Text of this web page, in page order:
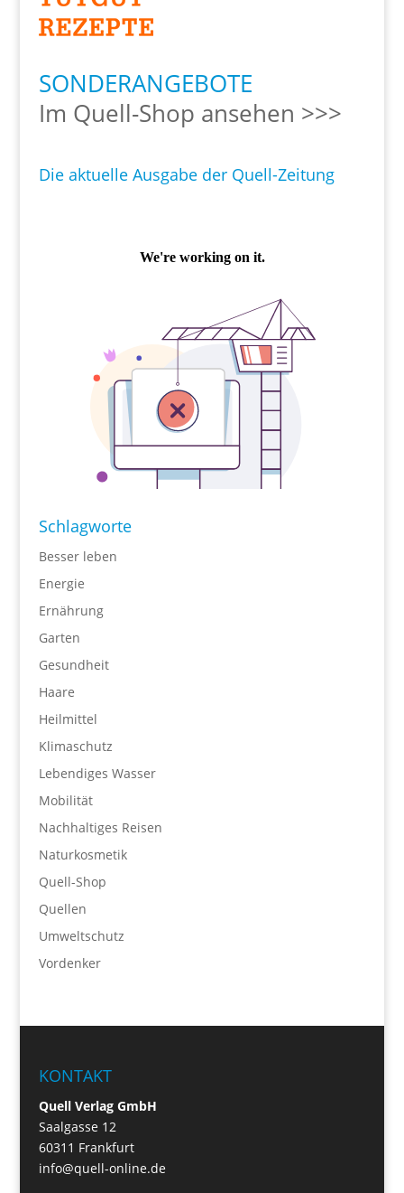
SONDERANGEBOTE
Im Quell-Shop ansehen >>>
Die aktuelle Ausgabe der Quell-Zeitung
Schlagworte
Besser leben
Energie
Ernährung
Garten
Gesundheit
Haare
Heilmittel
Klimaschutz
Lebendiges Wasser
Mobilität
Nachhaltiges Reisen
Naturkosmetik
Quell-Shop
Quellen
Umweltschutz
Vordenker
KONTAKT
Quell Verlag GmbH
Saalgasse 12
60311 Frankfurt
info@quell-online.de